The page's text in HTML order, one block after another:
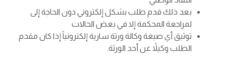
بعد ذلك قدم طلب بشكل إلكتروني دون الحاجة إلى
لمراجعة المحكمة إلا في بعض الحالات
توثيق أي صيغة وكالة ورثة سارية إلكترونياً إذا كان مقدم
الطلب وكيلاً عن أحد الورثة.